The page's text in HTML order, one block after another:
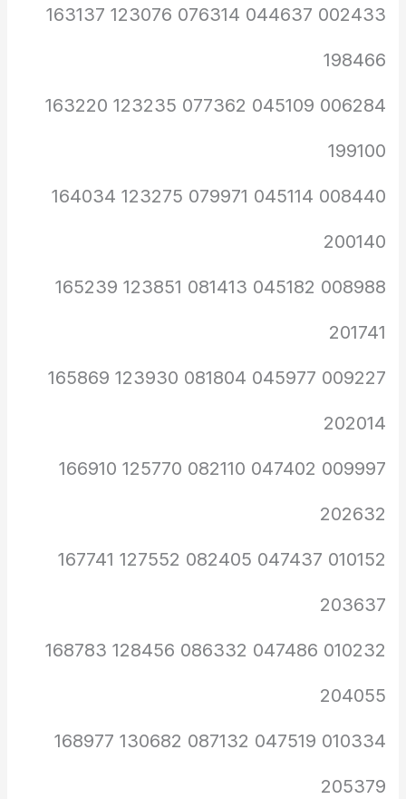
002433 044637 076314 123076 163137
198466
006284 045109 077362 123235 163220
199100
008440 045114 079971 123275 164034
200140
008988 045182 081413 123851 165239
201741
009227 045977 081804 123930 165869
202014
009997 047402 082110 125770 166910
202632
010152 047437 082405 127552 167741
203637
010232 047486 086332 128456 168783
204055
010334 047519 087132 130682 168977
205379